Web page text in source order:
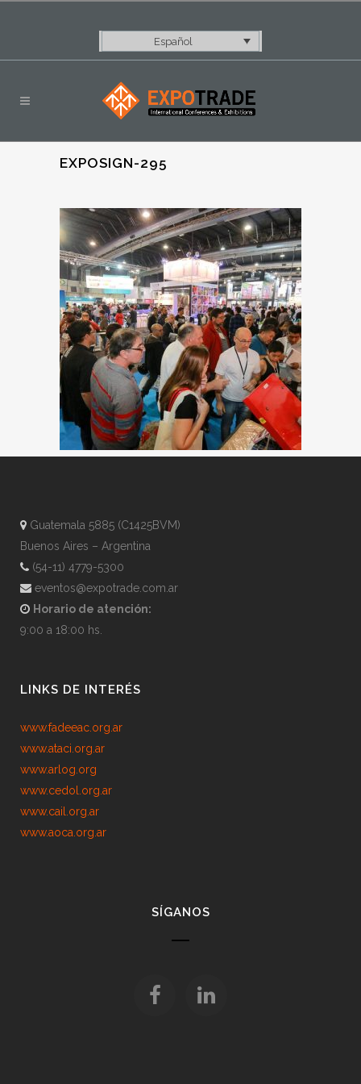
Español
EXPOSIGN-295
Guatemala 5885 (C1425BVM)
Buenos Aires – Argentina
(54-11) 4779-5300
eventos@expotrade.com.ar
Horario de atención:
9:00 a 18:00 hs.
LINKS DE INTERÉS
www.fadeeac.org.ar
www.ataci.org.ar
www.arlog.org
www.cedol.org.ar
www.cail.org.ar
www.aoca.org.ar
SÍGANOS